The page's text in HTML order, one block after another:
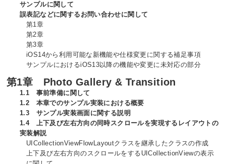
サンプルに関して
誤表記などに関するお問い合わせに関して
第1章
第2章
第3章
iOS14から利用可能な新機能や仕様変更に関する補足事項
サンプルにおけるiOS13以降の機能や変更に未対応の部分
第1章 Photo Gallery & Transition
1.1 事前準備に関して
1.2 本章でのサンプル実装における概要
1.3 サンプル実装画面に関する説明
1.4 上下及び左右方向の同時スクロールを実現するレイアウトの
実装解説
UICollectionViewFlowLayoutクラスを継承したクラスの作成
上下及び左右方向のスクロールをするUICollectionViewの表示